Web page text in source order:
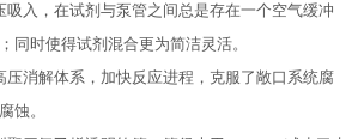
吸入，在试剂与泵管之间总是存在一个空气缓冲
同时使得试剂混合更为简洁灵活。
压消解体系，加快反应进程，克服了敞口系统腐
蚀。